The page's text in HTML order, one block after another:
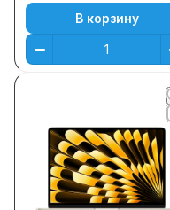
В корзину